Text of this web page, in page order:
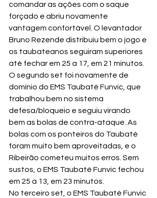
comandar as ações com o saque
forçado e abriu novamente
vantagem confortável. O levantador
Bruno Rezende distribuiu bem o jogo e
os taubateanos seguiram superiores
até fechar em 25 a 17, em 21 minutos.
O segundo set foi novamente de
domínio do EMS Taubaté Funvic, que
trabalhou bem no sistema
defesa/bloqueio e seguiu virando
bem as bolas de contra-ataque. As
bolas com os ponteiros do Taubaté
foram muito bem aproveitadas, e o
Ribeirão cometeu muitos erros. Sem
sustos, o EMS Taubaté Funvic fechou
em 25 a 13, em 23 minutos.
No terceiro set, o EMS Taubaté Funvic